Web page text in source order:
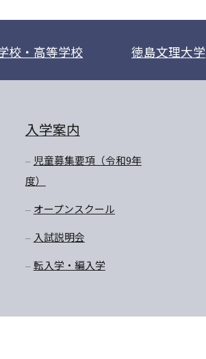
校・高等学校 徳島文理大学
入学案内
児童募集要項（令和9年
度）
オープンスクール
入試説明会
転入学・編入学